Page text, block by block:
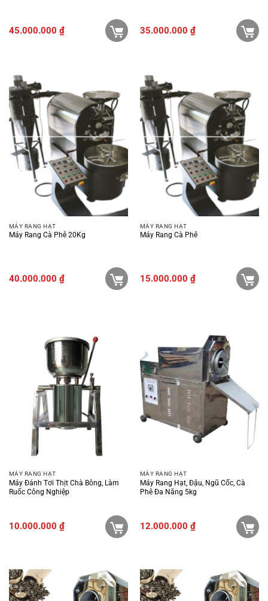
45.000.000 ₫ 35.000.000 ₫
MÁY RANG HẠT
Máy Rang Cà Phê 20Kg
40.000.000 ₫
MÁY RANG HẠT
Máy Rang Cà Phê
15.000.000 ₫
MÁY RANG HẠT
Máy Đánh Tơi Thịt Chà Bông, Làm
Ruốc Công Nghiệp
10.000.000 ₫
MÁY RANG HẠT
Máy Rang Hạt, Đậu, Ngũ Cốc, Cà
Phê Đa Năng 5kg
12.000.000 ₫